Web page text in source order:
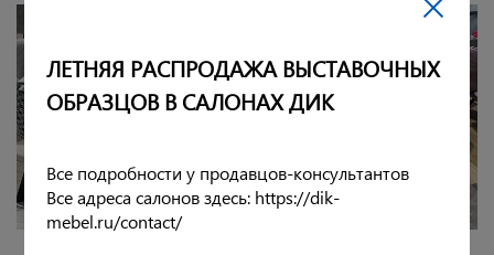
ЛЕТНЯЯ РАСПРОДАЖА ВЫСТАВОЧНЫХ
ОБРАЗЦОВ В САЛОНАХ ДИК
Все подробности у продавцов-консультантов
Все адреса салонов здесь: https://dik-
mebel.ru/contact/